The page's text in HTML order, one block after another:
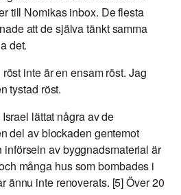
till Nomikas inbox. De flesta
att de själva tänkt samma
det.
inte är en ensam röst. Jag
tystad röst.
lättat några av de
del av blockaden gentemot
av byggnadsmaterial är
många hus som bombades i
ännu inte renoverats. [5] Över 20